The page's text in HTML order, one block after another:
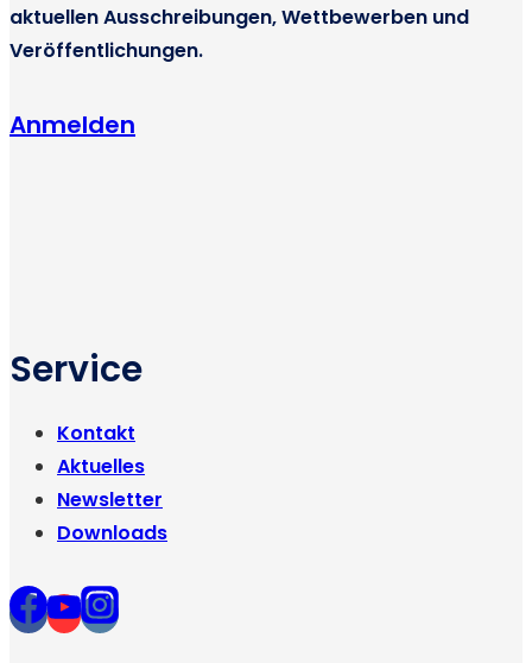
aktuellen Ausschreibungen, Wettbewerben und
Veröffentlichungen.
Anmelden
Service
Kontakt
Aktuelles
Newsletter
Downloads